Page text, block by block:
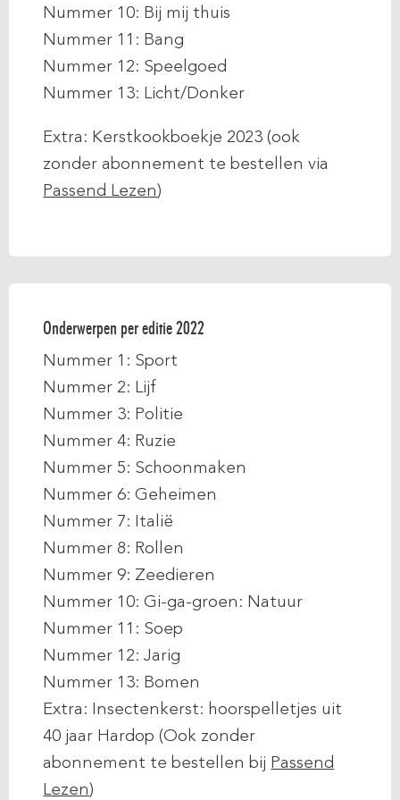
Nummer 10: Bij mij thuis
Nummer 11: Bang
Nummer 12: Speelgoed
Nummer 13: Licht/Donker
Extra: Kerstkookboekje 2023 (ook
zonder abonnement te bestellen via
Passend Lezen)
Onderwerpen per editie 2022
Nummer 1: Sport
Nummer 2: Lijf
Nummer 3: Politie
Nummer 4: Ruzie
Nummer 5: Schoonmaken
Nummer 6: Geheimen
Nummer 7: Italië
Nummer 8: Rollen
Nummer 9: Zeedieren
Nummer 10: Gi-ga-groen: Natuur
Nummer 11: Soep
Nummer 12: Jarig
Nummer 13: Bomen
Extra: Insectenkerst: hoorspelletjes uit
40 jaar Hardop (Ook zonder
abonnement te bestellen bij Passend
Lezen)